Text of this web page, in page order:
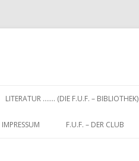
LITERATUR ……. (DIE F.U.F. – BIBLIOTHEK)
IMPRESSUM F.U.F. – DER CLUB